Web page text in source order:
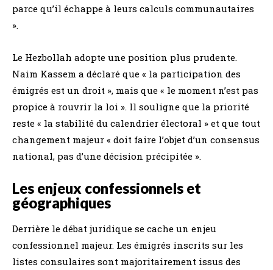
parce qu’il échappe à leurs calculs communautaires
».
Le Hezbollah adopte une position plus prudente.
Naim Kassem a déclaré que « la participation des
émigrés est un droit », mais que « le moment n’est pas
propice à rouvrir la loi ». Il souligne que la priorité
reste « la stabilité du calendrier électoral » et que tout
changement majeur « doit faire l’objet d’un consensus
national, pas d’une décision précipitée ».
Les enjeux confessionnels et
géographiques
Derrière le débat juridique se cache un enjeu
confessionnel majeur. Les émigrés inscrits sur les
listes consulaires sont majoritairement issus des